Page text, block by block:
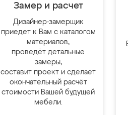
Замер и расчет
Дизайнер-замерщик
приедет к Вам с каталогом
материалов,
проведёт детальные
замеры,
составит проект и сделает
окончательный расчёт
стоимости Вашей будущей
мебели.